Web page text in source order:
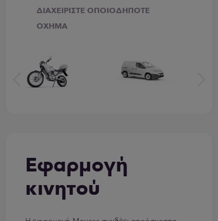
ΔΙΑΧΕΙΡΙΣΤΕ ΟΠΟΙΟΔΗΠΟΤΕ
ΟΧΗΜΑ
Εφαρμογή
κινητού